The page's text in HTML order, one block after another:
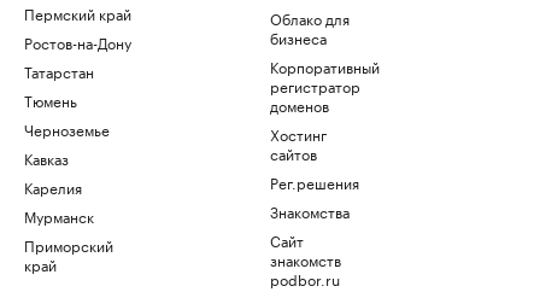
Пермский край
Ростов-на-Дону
Татарстан
Тюмень
Черноземье
Кавказ
Карелия
Мурманск
Приморский
край
Облако для
бизнеса
Корпоративный
регистратор
доменов
Хостинг
сайтов
Рег.решения
Знакомства
Сайт
знакомств
podbor.ru